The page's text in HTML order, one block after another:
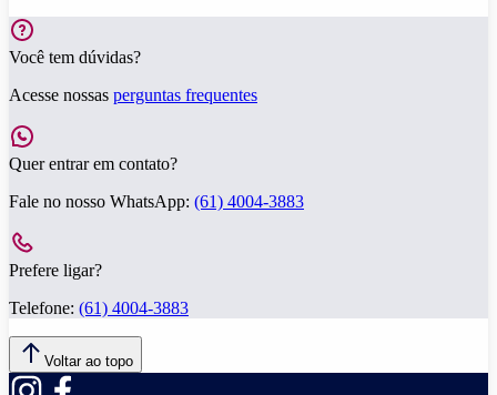
Você tem dúvidas?
Acesse nossas perguntas frequentes
Quer entrar em contato?
Fale no nosso WhatsApp: (61) 4004-3883
Prefere ligar?
Telefone: (61) 4004-3883
Voltar ao topo